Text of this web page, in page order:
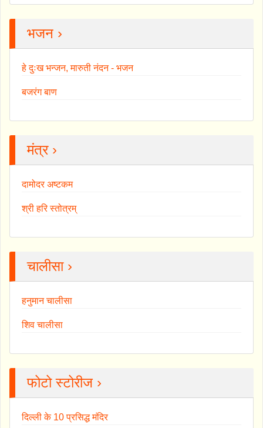
भजन ›
हे दुःख भन्जन, मारुती नंदन - भजन
बजरंग बाण
मंत्र ›
दामोदर अष्टकम
श्री हरि स्तोत्रम्
चालीसा ›
हनुमान चालीसा
शिव चालीसा
फोटो स्टोरीज ›
दिल्ली के 10 प्रसिद्ध मंदिर